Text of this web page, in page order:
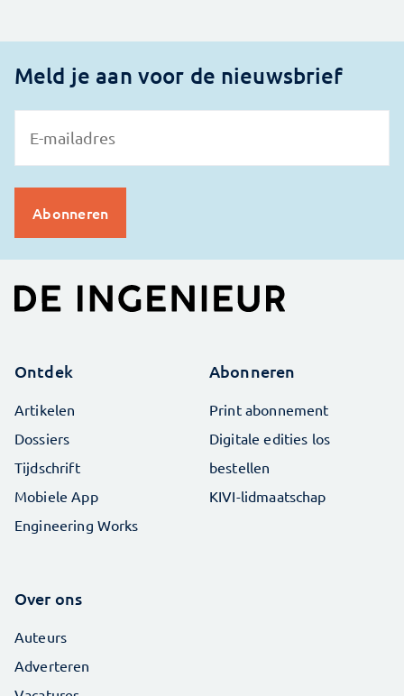
Meld je aan voor de nieuwsbrief
Ontdek
Artikelen
Dossiers
Tijdschrift
Mobiele App
Engineering Works
Abonneren
Print abonnement
Digitale edities los
bestellen
KIVI-lidmaatschap
Over ons
Auteurs
Adverteren